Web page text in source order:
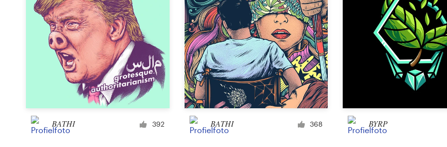
Illustratie of graphics
Karakter of Mascotte
3D
Verpakking en etiket
BATHI 392 BATHI 368 BYRP